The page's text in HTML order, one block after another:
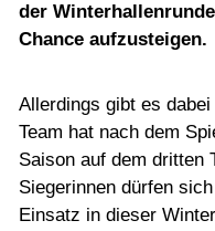
Jugend
Training
der
Chance aufzusteigen.
Allerdings gibt es
Team hat nach dem
Saison auf dem dritten
Siegerinnen dürfen
Einsatz in dieser